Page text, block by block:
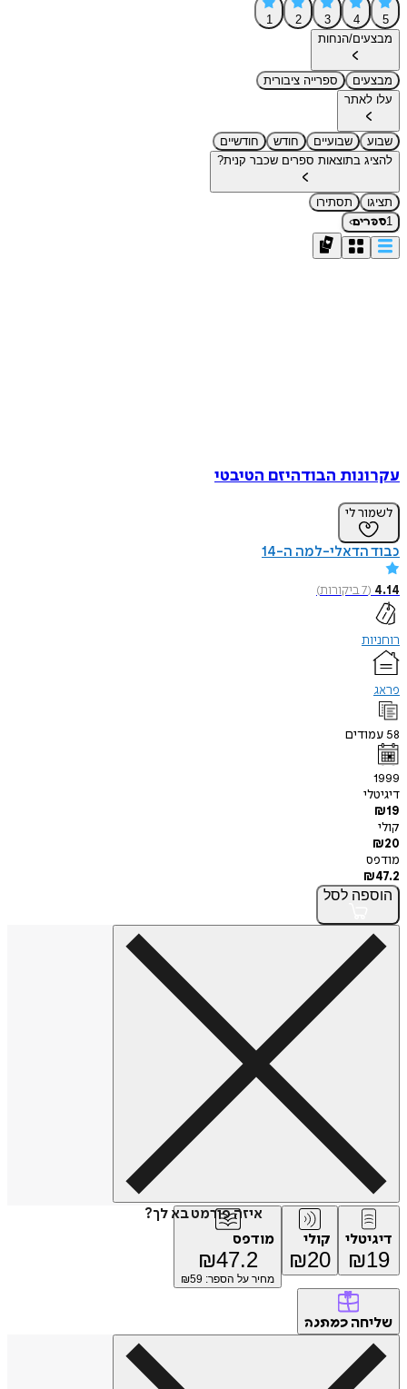
5
4
3
2
1
מבצעים/הנחות
מבצעים
ספרייה ציבורית
עלו לאתר
שבוע שבועיים חודש
חודשיים
להציג בתוצאות ספרים שכבר קנית?
תציגו
תסתירו
1ספרים›
עקרונות הבודהיזם הטיבטי
לשמור לי
כבוד הדאלי-למה ה-14
4.14
(
7ביקורות)
רוחניות
פראג
58 עמודים
1999
דיגיטלי
₪19
קולי
₪20
מודפס
₪47.2
הוספה לסל
איזה פורמט בא לך?
דיגיטלי
₪19
קולי
₪20
מודפס
₪47.2
מחיר על הספר: ₪ 59
שליחה כמתנה